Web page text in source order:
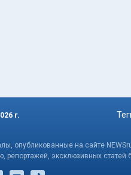
г.
опубликованные на сайте
репортажей, эксклюзивных